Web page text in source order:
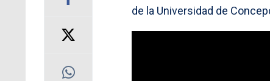
de la Universidad de